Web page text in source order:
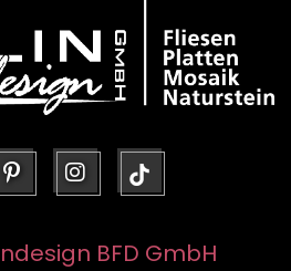
pinterestinstagram
BFD GmbH